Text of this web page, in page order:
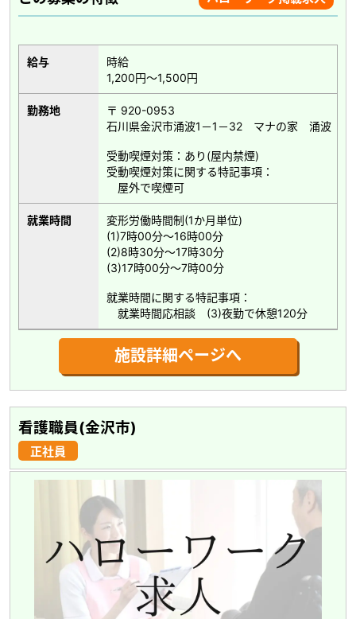
給与
時給
1,200円～1,500円
勤務地
〒 920-0953
石川県金沢市涌波1－1－32 マナの家 涌波
受動喫煙対策：あり(屋内禁煙)
受動喫煙対策に関する特記事項：
屋外で喫煙可
就業時間
変形労働時間制(1か月単位)
(1)7時00分～16時00分
(2)8時30分～17時30分
(3)17時00分～7時00分
就業時間に関する特記事項：
就業時間応相談 (3)夜勤で休憩120分
施設詳細ページへ
看護職員(金沢市)
正社員